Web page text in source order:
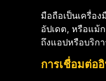
มือถือเป็นเครื่อ
อัปเดต, หรือแม้
ถึงแอปหรือบริก
การเชื่อมต่อ